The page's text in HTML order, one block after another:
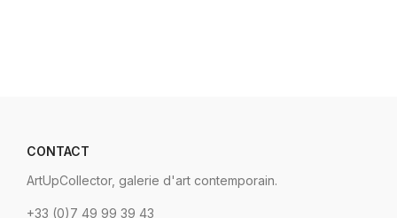
CONTACT
ArtUpCollector, galerie d'art contemporain.
+33 (0)7 49 99 39 43